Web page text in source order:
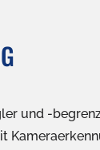
und -